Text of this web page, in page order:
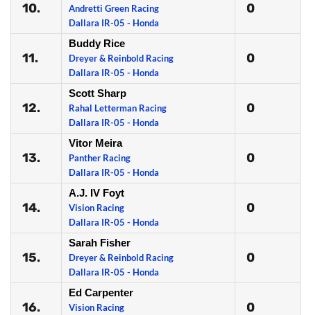
10.
Andretti Green Racing
Dallara IR-05 - Honda
0
11.
Buddy Rice
Dreyer & Reinbold Racing
Dallara IR-05 - Honda
0
12.
Scott Sharp
Rahal Letterman Racing
Dallara IR-05 - Honda
0
13.
Vitor Meira
Panther Racing
Dallara IR-05 - Honda
0
14.
A.J. IV Foyt
Vision Racing
Dallara IR-05 - Honda
0
15.
Sarah Fisher
Dreyer & Reinbold Racing
Dallara IR-05 - Honda
0
16.
Ed Carpenter
Vision Racing 0